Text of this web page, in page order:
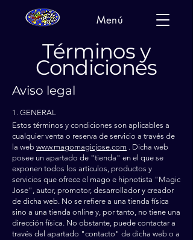
Menú
Términos y
Condiciones
Aviso legal
1. GENERAL
Estos términos y condiciones son aplicables a
cualquier venta o reserva de servicio a través de
la web www.magomagicjose.com . Dicha web
posee un apartado de "tienda" en el que se
exponen todos los artículos, productos y
servicios que ofrece el mago e hipnotista "Magic
Jose", autor, promotor, desarrollador y creador
de dicha web. No se refiere a una tienda física
sino a una tienda online y, por tanto, no tiene una
dirección física. No obstante, puede contactar a
través del apartado "contacto" de dicha web o a